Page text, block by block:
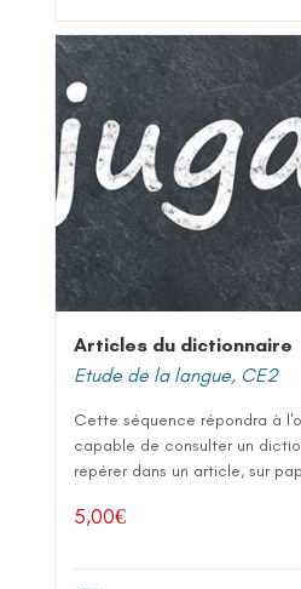
Articles du dictionnaire
Etude de la langue, CE2
Cette séquence répondra à
capable de consulter un
repérer dans un article, sur
5,00€